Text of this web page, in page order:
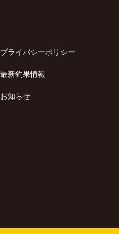
プライバシーポリシー
最新釣果情報
お知らせ